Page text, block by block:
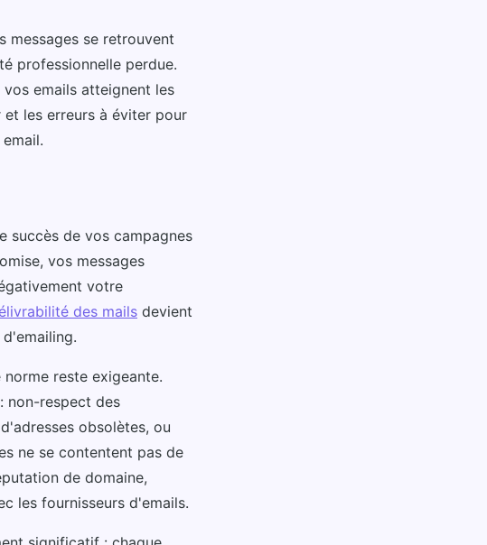
messages se retrouvent
professionnelle perdue.
emails atteignent les
les erreurs à éviter pour
succès de vos campagnes
vos messages
votre
des mails devient
reste exigeante.
non-respect des
obsolètes, ou
ne se contentent pas de
de domaine,
les fournisseurs d'emails.